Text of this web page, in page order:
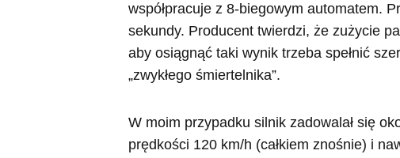
współpracuje z 8-biegowym automatem.
sekundy. Producent twierdzi, że zużycie
aby osiągnąć taki wynik trzeba spełnić
„zwykłego śmiertelnika”.
W moim przypadku silnik zadowalał się
prędkości 120 km/h (całkiem znośnie) i